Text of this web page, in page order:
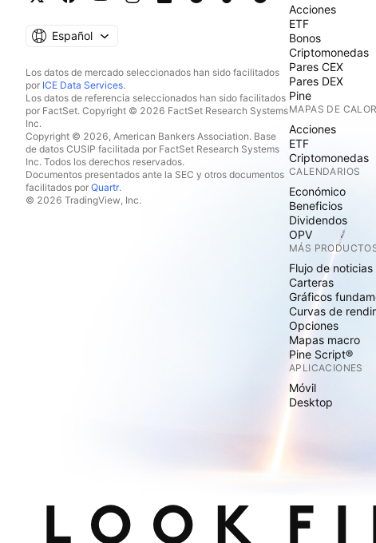
Español
Los datos de mercado seleccionados han sido facilitados
por ICE Data Services.
Los datos de referencia seleccionados han sido facilitados
por FactSet. Copyright © 2026 FactSet Research Systems
Inc.
Copyright © 2026, American Bankers Association. Base
de datos CUSIP facilitada por FactSet Research Systems
Inc. Todos los derechos reservados.
Documentos presentados ante la SEC y otros documentos
facilitados por Quartr.
© 2026 TradingView, Inc.
Acciones
ETF
Bonos
Criptomonedas
Pares CEX
Pares DEX
Pine
MAPAS DE CALOR
Acciones
ETF
Criptomonedas
CALENDARIOS
Económico
Beneficios
Dividendos
OPV
MÁS
Flujo de noticias
Carteras
Gráficos
Curvas de
Opciones
Mapas macro
Pine Script®
APLICACIONES
Móvil
Desktop